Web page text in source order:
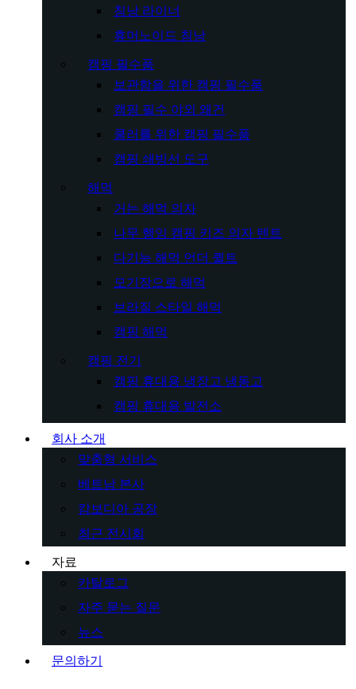
침낭 라이너
휴머노이드 침낭
캠핑 필수품
보관함을 위한 캠핑 필수품
캠핑 필수 야외 왜건
쿨러를 위한 캠핑 필수품
캠핑 쇄빙선 도구
해먹
거는 해먹 의자
나무 행잉 캠핑 키즈 의자 텐트
다기능 해먹 언더 퀼트
모기장으로 해먹
브라질 스타일 해먹
캠핑 해먹
캠핑 전기
캠핑 휴대용 냉장고 냉동고
캠핑 휴대용 발전소
회사 소개
맞춤형 서비스
베트남 본사
캄보디아 공장
최근 전시회
자료
카탈로그
자주 묻는 질문
뉴스
문의하기